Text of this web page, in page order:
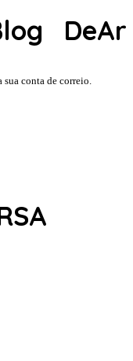
DeAr
sua conta de correio.